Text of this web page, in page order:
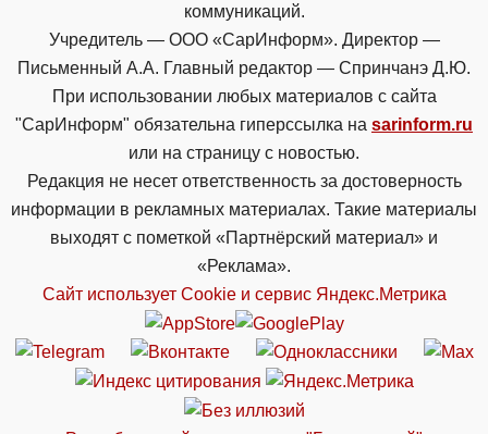
коммуникаций.
Учредитель — ООО «СарИнформ». Директор —
Письменный А.А. Главный редактор — Спринчанэ Д.Ю.
При использовании любых материалов с сайта
"СарИнформ" обязательна гиперссылка на sarinform.ru
или на страницу с новостью.
Редакция не несет ответственность за достоверность
информации в рекламных материалах. Такие материалы
выходят с пометкой «Партнёрский материал» и
«Реклама».
Сайт использует Cookie и сервиc Яндекс.Метрика